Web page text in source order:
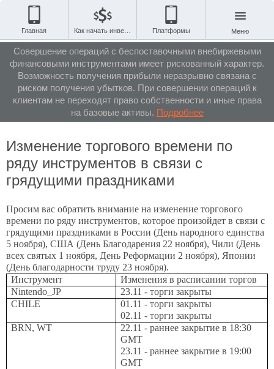
Совершение операций с беспоставочными внебиржевыми
финансовыми инструментами имеет рискованный характер.
Возможность получения прибыли неразрывно связана с
риском получения убытков. При совершении операций к
клиентам не переходят право собственности и иные права
на базовые активы. Подробнее
Главная Платформы Меню
Изменение торгового времени по
ряду инструментов в связи с
грядущими праздниками
Просим вас обратить внимание на изменение торгового
времени по ряду инструментов, которое произойдет в связи с
грядущими праздниками в России (День народного единства
5 ноября), США (День Благодарения 22 ноября), Чили (День
всех святых 1 ноября, День Реформации 2 ноября), Японии
(День благодарности труду 23 ноября).
Инструмент
Изменения в расписании торгов
Nintendo_JP
23.11 -торги закрыты
CHILE
01.11 - торги закрыты
02.11 - торги закрыты
BRN, WT
22.11 -раннее закрытие в 18:30
GMT
23.11 - раннее закрытие в 19:00
GMT